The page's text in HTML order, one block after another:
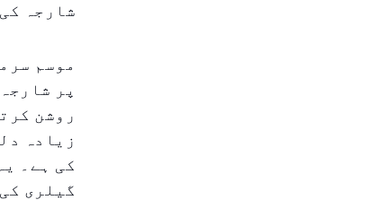
شارجہ
موسم
پر
روشن
زیادہ
کی ہے۔
گیلری